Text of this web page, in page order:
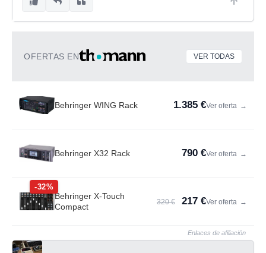
OFERTAS EN VER TODAS
Behringer WING Rack 1.385 €Ver oferta →
Behringer X32 Rack 790 €Ver oferta →
-32%
Behringer X-Touch
Compact
320 € 217 €Ver oferta →
Enlaces de afiliación